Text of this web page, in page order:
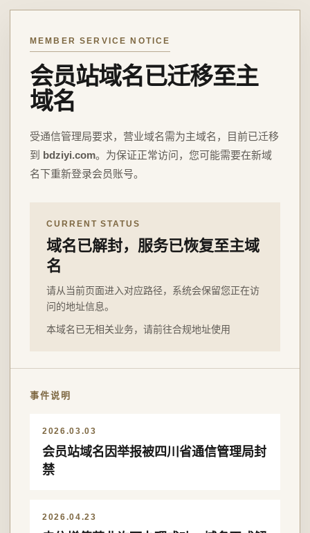
MEMBER SERVICE NOTICE
会员站域名已迁移至主
域名
受通信管理局要求，营业域名需为主域名，目前已迁移
到 bdziyi.com。为保证正常访问，您可能需要在新域
名下重新登录会员账号。
CURRENT STATUS
域名已解封，服务已恢复至主域
名
请从当前页面进入对应路径，系统会保留您正在访
问的地址信息。
本域名已无相关业务，请前往合规地址使用
事件说明
2026.03.03
会员站域名因举报被四川省通信管理局封
禁
2026.04.23